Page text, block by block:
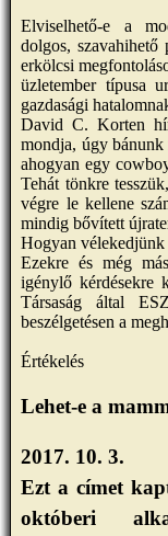
Elviselhető-e a
dolgos,
erkölcsi
üzletember típusa
gazdasági
David C. Korten
mondja, úgy bánunk
ahogyan egy
Tehát tönkre
végre le kellene
mindig bővített
Hogyan
Ezekre és még
igénylő kérdésekre
Társaság által
beszélgetésen a
Értékelés
Lehet-e a
2017. 10. 3.
Ezt a címet
októberi